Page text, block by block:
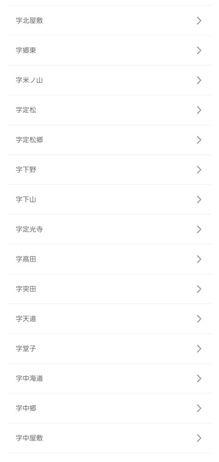
字北屋敷
字郷東
字米ノ山
字定松
字定松郷
字下野
字下山
字定光寺
字高田
字突田
字天道
字堂子
字中海道
字中郷
字中屋敷